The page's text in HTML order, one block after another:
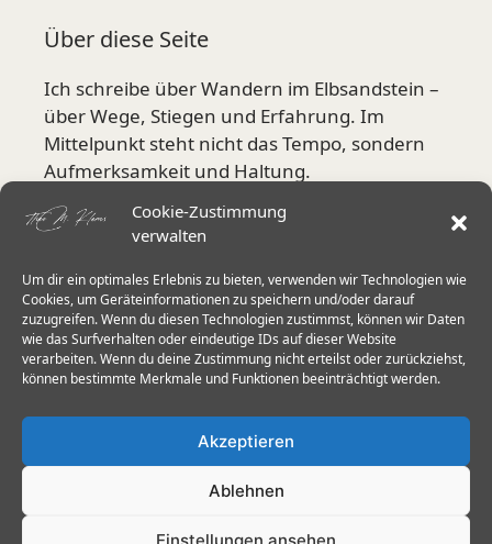
Cookie-Zustimmung
verwalten
Um dir ein optimales Erlebnis zu bieten, verwenden wir Technologien wie
Cookies, um Geräteinformationen zu speichern und/oder darauf
zuzugreifen. Wenn du diesen Technologien zustimmst, können wir Daten
wie das Surfverhalten oder eindeutige IDs auf dieser Website
verarbeiten. Wenn du deine Zustimmung nicht erteilst oder zurückziehst,
können bestimmte Merkmale und Funktionen beeinträchtigt werden.
Akzeptieren
Ablehnen
Einstellungen ansehen
Über diese Seite
Ich schreibe über Wandern im Elbsandstein –
über Wege, Stiegen und Erfahrung. Im
Mittelpunkt steht nicht das Tempo, sondern
Aufmerksamkeit und Haltung.
Mehr über mich
Aktuelle Schwerpunkte
Stiegen in der Sächsischen Schweiz
Herkulessäulen & Schrammsteine
Wanderstöcke im Elbsandstein
Trittsicherheit 60+